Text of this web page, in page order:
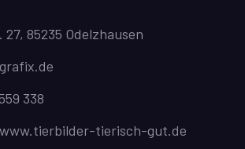
27, 85235 Odelzhausen
338
tierisch-gut.de